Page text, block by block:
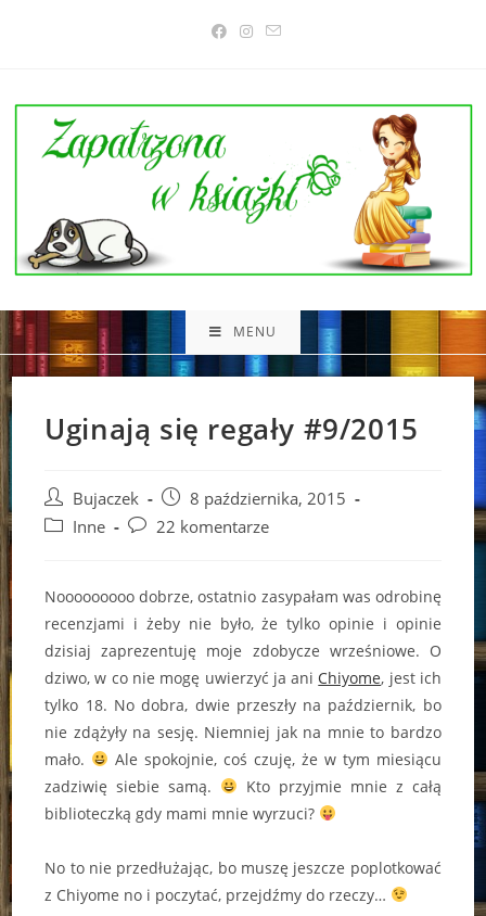
MENU
Uginają się regały #9/2015
Post
author:
Bujaczek
Post
published:
8 października, 2015
PostInne
Post22 komentarze
Nooooooooo dobrze, ostatnio zasypałam was odrobinę
recenzjami i żeby nie było, że tylko opinie i opinie
dzisiaj zaprezentuję moje zdobycze wrześniowe. O
dziwo, w co nie mogę uwierzyć ja ani Chiyome, jest ich
tylko 18. No dobra, dwie przeszły na październik, bo
nie zdążyły na sesję. Niemniej jak na mnie to bardzo
mało.
Ale spokojnie, coś czuję, że w tym miesiącu
zadziwię siebie samą.
Kto przyjmie mnie z całą
biblioteczką gdy mami mnie wyrzuci?
No to nie przedłużając, bo muszę jeszcze poplotkować
z Chiyome no i poczytać, przejdźmy do rzeczy…